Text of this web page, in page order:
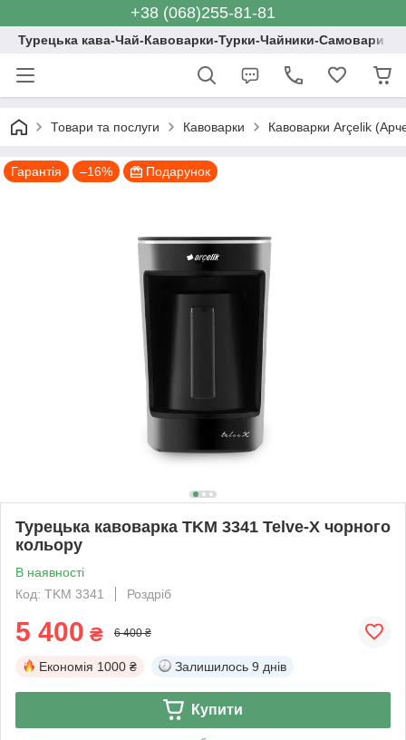
+38 (068)255-81-81
Турецька кава-Чай-Кавоварки-Турки-Чайники-Самовари
Товари та послуги Кавоварки Кавоварки Arçelik
Гарантія –16% Подарунок
Турецька кавоварка TKM 3341 Telve-X чорного
кольору
В наявності
Код: TKM 3341
Роздріб
5 400 ₴ 6 400 ₴
Економія 1000 ₴ Залишилось 9 днів
Купити